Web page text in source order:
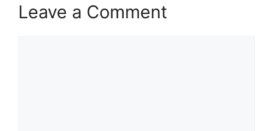
Leave a Comment